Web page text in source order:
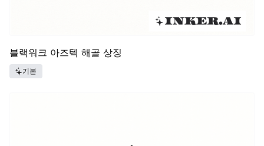
블랙워크 아즈텍 해골 상징
기본